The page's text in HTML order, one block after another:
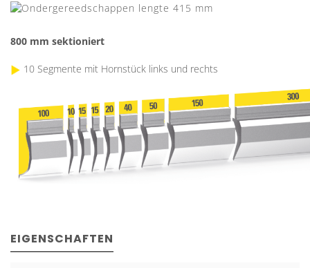
800 mm sektioniert
10 Segmente mit Hornstück links und rechts
EIGENSCHAFTEN